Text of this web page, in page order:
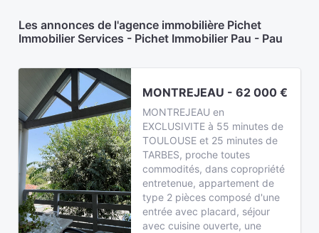
Les annonces de l'agence immobilière Pichet
Immobilier Services - Pichet Immobilier Pau - Pau
MONTREJEAU - 62 000 €
MONTREJEAU en
EXCLUSIVITE à 55 minutes de
TOULOUSE et 25 minutes de
TARBES, proche toutes
commodités, dans copropriété
entretenue, appartement de
type 2 pièces composé d'une
entrée avec placard, séjour
avec cuisine ouverte, une